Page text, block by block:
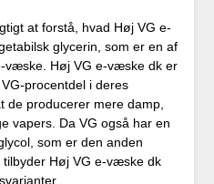
at forstå, hvad Høj VG e-
glycerin, som er en af
væske. Høj VG e-væske dk er
procentdel i deres
de producerer mere damp,
vapers. Da VG også har en
som er den anden
Høj VG e-væske dk